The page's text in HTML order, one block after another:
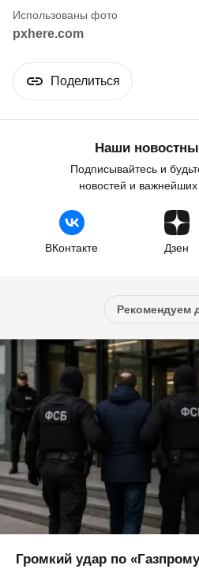
pxhere.com
Поделиться
Наши
Подписывайтесь и
новостей и важнейших
ВКонтакте Дзен
Рекомендуем
Громкий удар по